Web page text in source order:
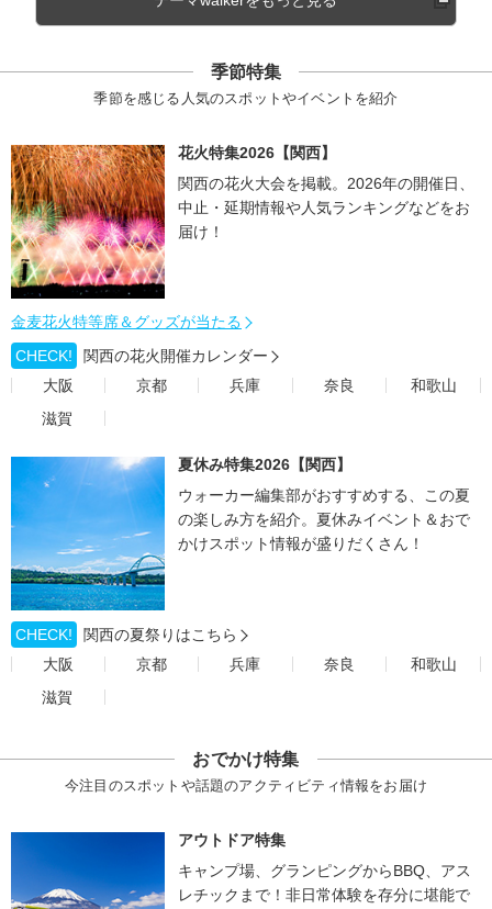
季節特集
季節を感じる人気のスポットやイベントを紹介
花火特集2026【関西】
関西の花火大会を掲載。2026年の開催日、
中止・延期情報や人気ランキングなどをお
届け！
金麦花火特等席＆グッズが当たる
CHECK!
関西の花火開催カレンダー
大阪
京都 兵庫 奈良
和歌山
滋賀
夏休み特集2026【関西】
ウォーカー編集部がおすすめする、この夏
の楽しみ方を紹介。夏休みイベント＆おで
かけスポット情報が盛りだくさん！
CHECK!
関西の夏祭りはこちら
大阪
京都 兵庫 奈良
和歌山
滋賀
おでかけ特集
今注目のスポットや話題のアクティビティ情報をお届け
アウトドア特集
キャンプ場、グランピングからBBQ、アス
レチックまで！非日常体験を存分に堪能で